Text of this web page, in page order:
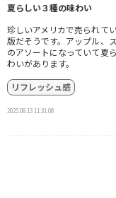
夏らしい３種の味わい
珍しいアメリカで売られて
版だそうです。アップル、
のアソートになっていて夏
わいがあります。
リフレッシュ感
2025.08.13 11:31:08